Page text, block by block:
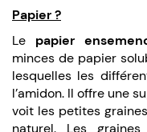
Papier ?
Le papier
minces de papier
lesquelles les
l’amidon. Il offre une
voit les petites
naturel. Les